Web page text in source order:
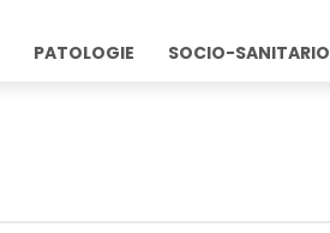
PATOLOGIE SOCIO-SANITARIO